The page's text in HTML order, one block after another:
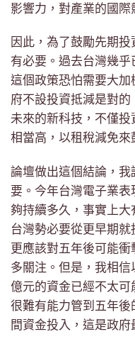
影響力，對產業的國際
因此，為了鼓勵先期
有必要。過去台灣幾
這個政策恐怕需要大
府不設投資抵減是對
未來的新科技，不僅
相當高，以租稅減免來
論壇做出這個結論，
要。今年台灣電子業
夠持續多久，事實上大
台灣勢必要從更早期就
更應該對五年後可能
多關注。但是，我相
億元的資金已經不太
很難有能力管到五年
間資金投入，這是政府